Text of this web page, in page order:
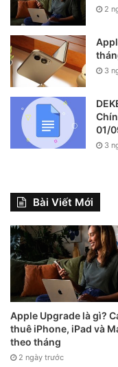
2
3
01/
3
Bài Viết Mới
Apple Upgrade là gì?
thuê iPhone, iPad và
theo tháng
2 ngày trước